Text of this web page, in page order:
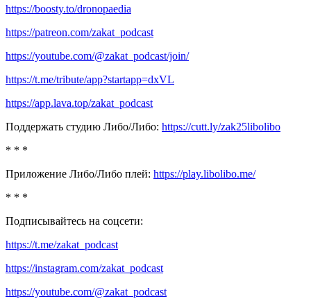
https://boosty.to/dronopaedia
https://patreon.com/zakat_podcast
https://youtube.com/@zakat_podcast/join/
https://t.me/tribute/app?startapp=dxVL
https://app.lava.top/zakat_podcast
Поддержать студию Либо/Либо: https://cutt.ly/zak25libolibo
* * *
Приложение Либо/Либо плей: https://play.libolibo.me/
* * *
Подписывайтесь на соцсети:
https://t.me/zakat_podcast
https://instagram.com/zakat_podcast
https://youtube.com/@zakat_podcast